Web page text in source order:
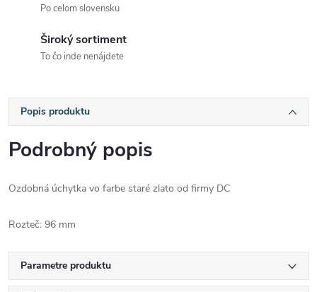
Po celom slovensku
Široký sortiment
To čo inde nenájdete
Popis produktu
Podrobný popis
Ozdobná úchytka vo farbe staré zlato od firmy DC
Rozteč: 96 mm
Parametre produktu